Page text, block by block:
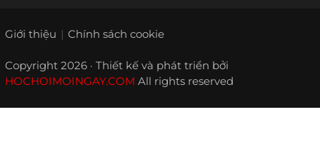
Giới thiệu Chính sách cookie
Copyright 2026 · Thiết kế và phát triển bởi
HOCHOIMOINGAY.COM All rights reserved